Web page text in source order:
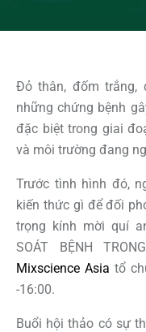
Đỏ thân, đốm trắng,
những chứng bệnh
đặc biệt trong giai
và môi trường đang
Trước tình hình đó,
kiến thức gì để đối
trọng kính mời quí
SOÁT BỆNH
Mixscience Asia tổ
-16:00.
Buổi hội thảo có sự